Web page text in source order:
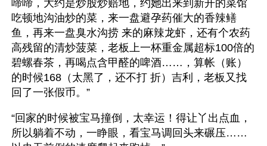
啼啼，大约是炒股炒赔地，约她出来到新开的菜馆
吃顿地沟油炒的菜，来一盘避孕药催大的香辣鳝
鱼，再来一盘臭水沟捞 来的麻辣龙虾，还有个农药
高残留的清炒菠菜，老板上一杯重金属超标100倍的
碧螺春茶，再喝点含甲醛的啤酒……，算帐（账）
的时候168（太黑了，还不打 折）吉利，老板又找
回了一张假币。”
“回家的时候被宝马撞倒，太幸运！得让丫出点血，
所以躺着不动，一睁眼，看宝马调回头来碾压……